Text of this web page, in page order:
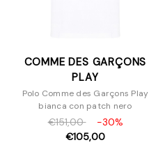
COMME DES GARÇONS
PLAY
Polo Comme des Garçons Play
bianca con patch nero
€151,00
-30%
€105,00